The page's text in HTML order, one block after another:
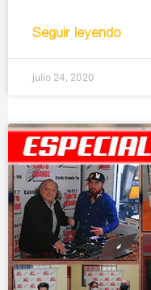
Seguir leyendo
julio 24, 2020